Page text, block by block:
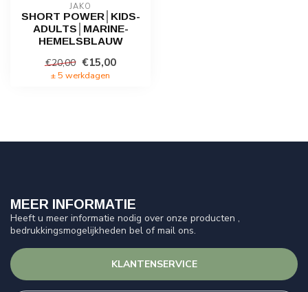
JAKO
SHORT POWER│KIDS-
ADULTS│MARINE-
HEMELSBLAUW
€20,00 €15,00
± 5 werkdagen
MEER INFORMATIE
Heeft u meer informatie nodig over onze producten ,
bedrukkingsmogelijkheden bel of mail ons.
KLANTENSERVICE